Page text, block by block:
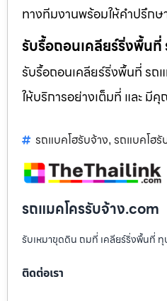
ทางทีมงานพร้อมให้คำปรึกษ
รับรื้อถอนเคลียร์ริ่งพื้นที่
รับรื้อถอนเคลียร์ริ่งพื้นที่ รถ
ให้บริการอย่างเต็มที่ และ มี
รถแบคโฮรับจ้าง, รถแบคโฮ
รถแมคโครรับจ้าง.com
รับเหมาขุดดิน ถมที่ เคลียร์ริ่งพื้นที่ ทุ
ติดต่อเรา